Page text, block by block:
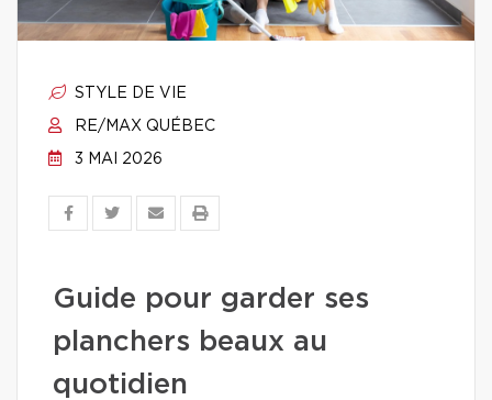
STYLE DE VIE
RE/MAX QUÉBEC
3 MAI 2026
Guide pour garder ses
planchers beaux au
quotidien